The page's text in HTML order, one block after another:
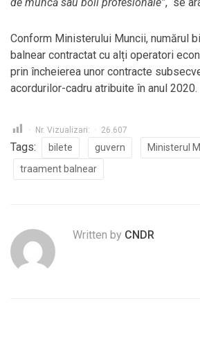
de muncă sau boli profesionale”, se
Conform Ministerului Muncii, numărul
balnear contractat cu alți operatori
prin încheierea unor contracte
acordurilor-cadru atribuite în anul 2020.
Nr. Vizualizari: 26.607
Tags: bilete guvern Ministerul
traament balnear
Written by CNDR